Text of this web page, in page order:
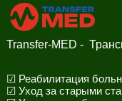
Transfer-MED -
☑ Реабилитация
☑ Уход за старыми